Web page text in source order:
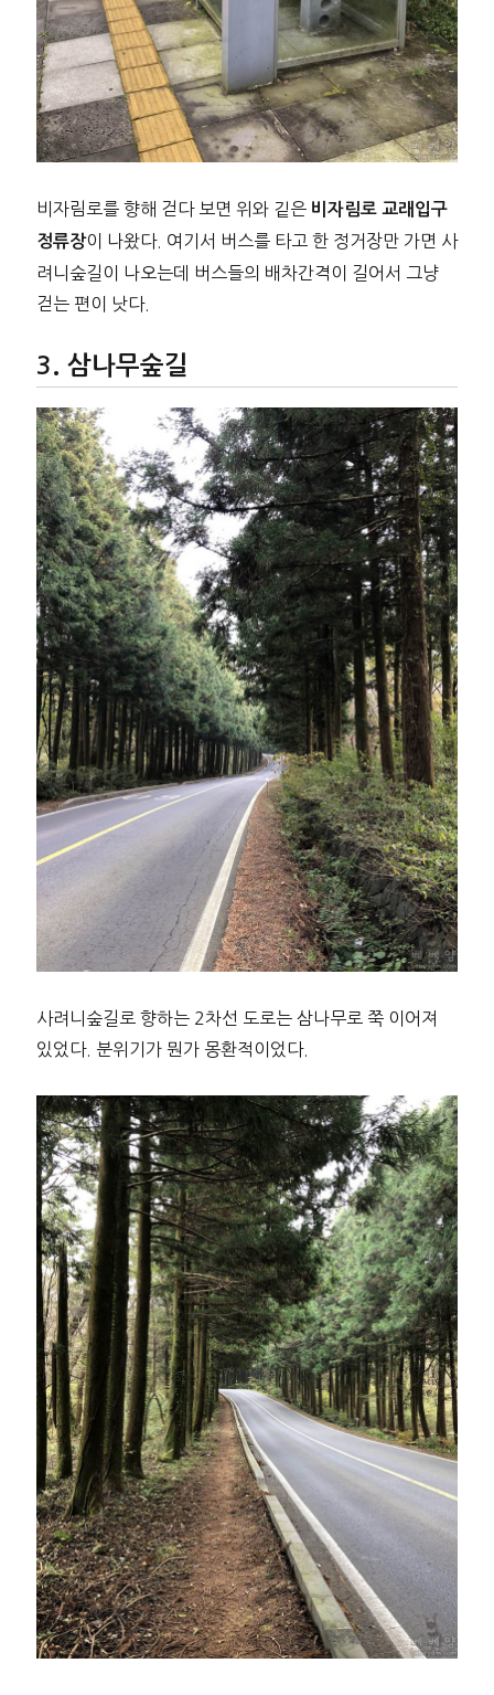
비자림로를 향해 걷다 보면 위와 깉은 비자림로 교래입구
정류장이 나왔다. 여기서 버스를 타고 한 정거장만 가면 사
려니숲길이 나오는데 버스들의 배차간격이 길어서 그냥
걷는 편이 낫다.
삼나무숲길
사려니숲길로 향하는 2차선 도로는 삼나무로 쭉 이어져
있었다. 분위기가 뭔가 몽환적이었다.